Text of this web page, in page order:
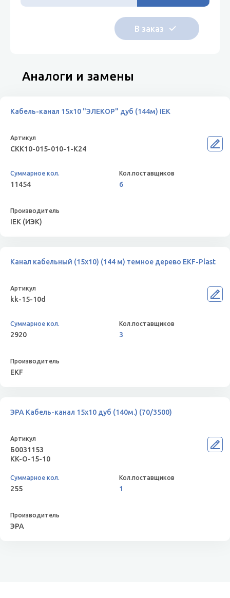
Аналоги и замены
Кабель-канал 15х10 "ЭЛЕКОР" дуб (144м) IEK
CKK10-015-010-1-K24
11454 6
IEK (ИЭК)
Канал кабельный (15х10) (144 м) темное дерево EKF-Plast
kk-15-10d
2920 3
EKF
ЭРА Кабель-канал 15x10 дуб (140м.) (70/3500)
Б0031153
KK-O-15-10
255 1
ЭРА